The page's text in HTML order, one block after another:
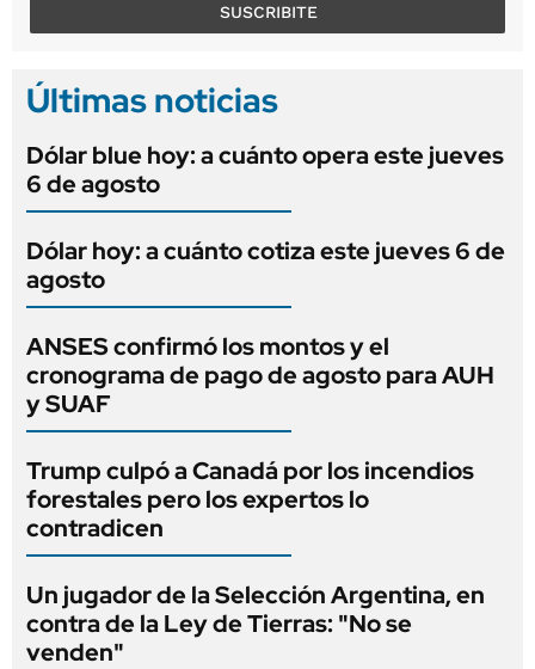
SUSCRIBITE
Últimas noticias
Dólar blue hoy: a cuánto opera este jueves
6 de agosto
Dólar hoy: a cuánto cotiza este jueves 6 de
agosto
ANSES confirmó los montos y el
cronograma de pago de agosto para AUH
y SUAF
Trump culpó a Canadá por los incendios
forestales pero los expertos lo
contradicen
Un jugador de la Selección Argentina, en
contra de la Ley de Tierras: "No se
venden"